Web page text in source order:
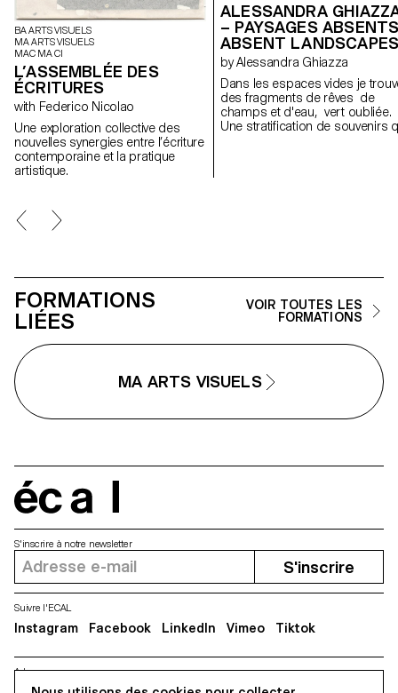
BA ARTS VISUELS
MA ARTS VISUELS
MAC MA CI
L’ASSEMBLÉE DES
ÉCRITURES
with Federico Nicolao
Une exploration collective des
nouvelles synergies entre l’écriture
contemporaine et la pratique
artistique.
ALESSANDRA
– PAYSAGES
ABSENT
by Alessandra Ghiazza
Dans les espaces vides je
des fragments de rêves de
champs et d'eau, vert oubliée.
Une stratification de souvenirs
FORMATIONS
LIÉES
VOIR TOUTES LES
FORMATIONS
MA ARTS VISUELS
Adresse
S'inscrire à notre newsletter
S'inscrire
Suivre l'ECAL
Instagram Facebook LinkedIn Vimeo Tiktok